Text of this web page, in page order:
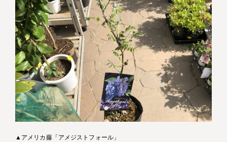
▲アメリカ藤「アメジストフォール」